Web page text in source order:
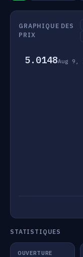
GRAPHIQUE DES
PRIX
5.0148Aug 9,
STATISTIQUES
OUVERTURE